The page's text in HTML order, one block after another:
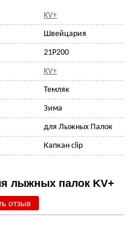
KV+
Швейцария
21P200
KV+
Темляк
Зима
для Лыжных Палок
Капкан clip
лыжных палок KV+
отзыв